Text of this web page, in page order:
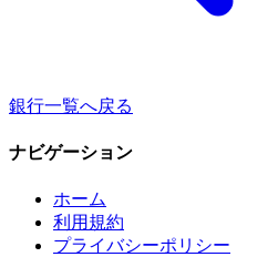
銀行一覧へ戻る
ナビゲーション
ホーム
利用規約
プライバシーポリシー